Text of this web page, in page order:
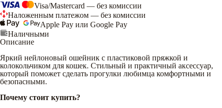
Visa/Mastercard — без комиссии
Наложенным платежом — без комиссии
Apple Pay или Google Pay
Наличными
Описание
Яркий нейлоновый ошейник с пластиковой пряжкой и
колокольчиком для кошек. Стильный и практичный аксессуар,
который поможет сделать прогулки любимца комфортными и
безопасными.
Почему стоит купить?